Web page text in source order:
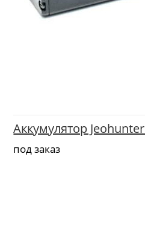
Аккумулятор
под заказ